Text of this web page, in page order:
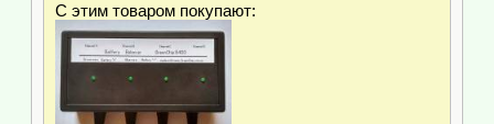
С этим товаром покупают: